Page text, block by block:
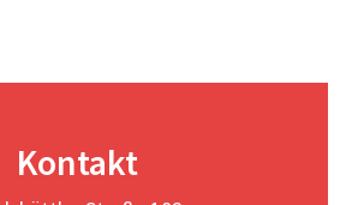
Kontakt